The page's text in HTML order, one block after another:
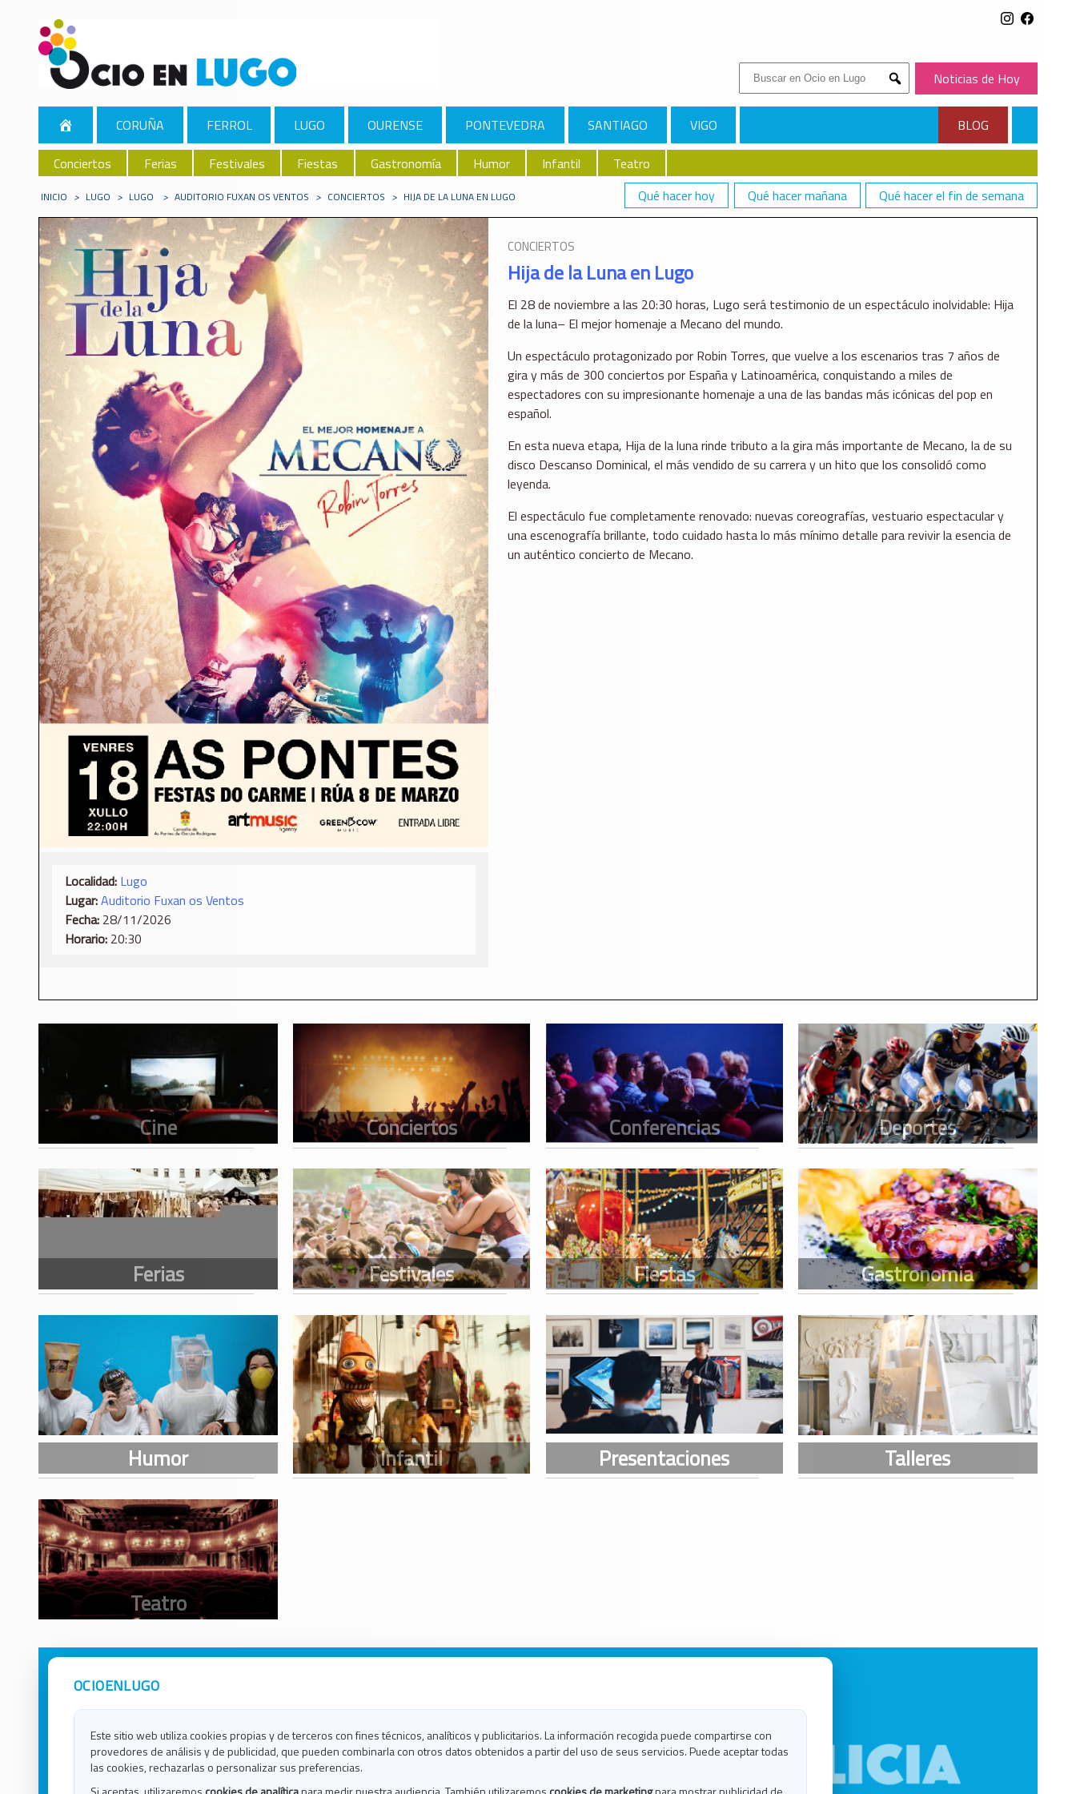
Buscar:
Submit
Noticias de Hoy
CORUÑA FERROL LUGO OURENSE PONTEVEDRA SANTIAGO VIGO
BLOG
Conciertos
Ferias Festivales Fiestas Gastronomía Humor Infantil
Teatro
Qué hacer hoy
Qué hacer mañana Qué hacer el fin de semana
INICIO > LUGO > LUGO > AUDITORIO FUXAN OS VENTOS > CONCIERTOS > HIJA DE LA LUNA EN LUGO
Localidad: Lugo
Lugar:Auditorio Fuxan os Ventos
Fecha: 28/11/2026
Horario: 20:30
CONCIERTOS
Hija de la Luna en Lugo
El 28 de noviembre a las 20:30 horas, Lugo será testimonio de un espectáculo inolvidable: Hija
de la luna– El mejor homenaje a Mecano del mundo.
Un espectáculo protagonizado por Robin Torres, que vuelve a los escenarios tras 7 años de
gira y más de 300 conciertos por España y Latinoamérica, conquistando a miles de
espectadores con su impresionante homenaje a una de las bandas más icónicas del pop en
español.
En esta nueva etapa, Hija de la luna rinde tributo a la gira más importante de Mecano, la de su
disco Descanso Dominical, el más vendido de su carrera y un hito que los consolidó como
leyenda.
El espectáculo fue completamente renovado: nuevas coreografías, vestuario espectacular y
una escenografía brillante, todo cuidado hasta lo más mínimo detalle para revivir la esencia de
un auténtico concierto de Mecano.
OCIOENLUGO
Este sitio web utiliza cookies propias y de terceros con fines técnicos, analíticos y publicitarios. La información recogida puede compartirse con
provedores de análisis y de publicidad, que pueden combinarla con otros datos obtenidos a partir del uso de seus servicios. Puede aceptar todas
las cookies, rechazarlas o personalizar sus preferencias.
Avisos Legales
Política de Cookies
Ocio en Lugo
Ocio en Ourense